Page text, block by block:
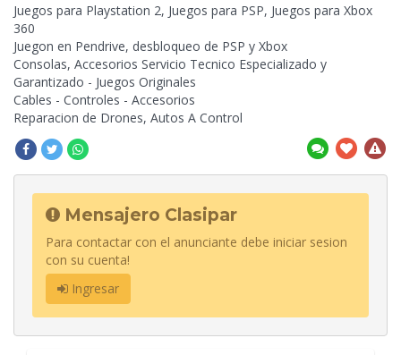
Juegos para Playstation 2, Juegos para PSP, Juegos para Xbox
360
Juegon en Pendrive, desbloqueo de PSP y Xbox
Consolas, Accesorios Servicio Tecnico Especializado y
Garantizado - Juegos Originales
Cables - Controles - Accesorios
Reparacion de Drones, Autos A Control
Mensajero Clasipar
Para contactar con el anunciante debe iniciar sesion
con su cuenta!
Ingresar